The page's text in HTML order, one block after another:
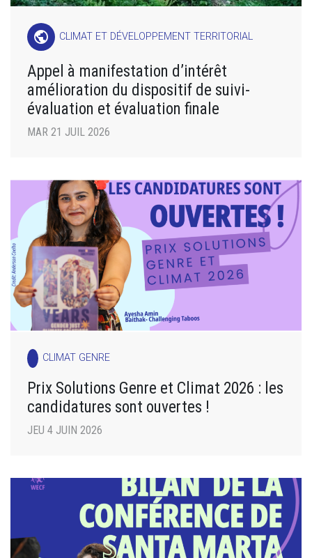
public CLIMAT ET DÉVELOPPEMENT TERRITORIAL
Appel à manifestation d’intérêt
amélioration du dispositif de suivi-
évaluation et évaluation finale
MAR 21 JUIL 2026
CLIMAT GENRE
Prix Solutions Genre et Climat 2026 : les
candidatures sont ouvertes !
JEU 4 JUIN 2026